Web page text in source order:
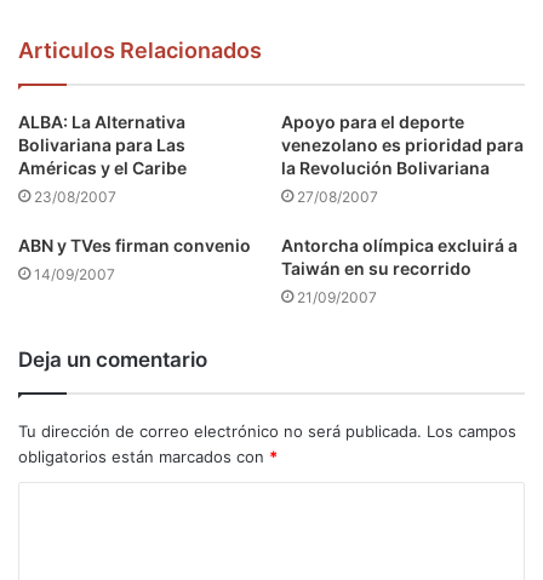
Articulos Relacionados
ALBA: La Alternativa
Bolivariana para Las
Américas y el Caribe
23/08/2007
Apoyo para el deporte
venezolano es prioridad para
la Revolución Bolivariana
27/08/2007
ABN y TVes firman convenio
14/09/2007
Antorcha olímpica excluirá a
Taiwán en su recorrido
21/09/2007
Deja un comentario
Tu dirección de correo electrónico no será publicada. Los campos
obligatorios están marcados con *